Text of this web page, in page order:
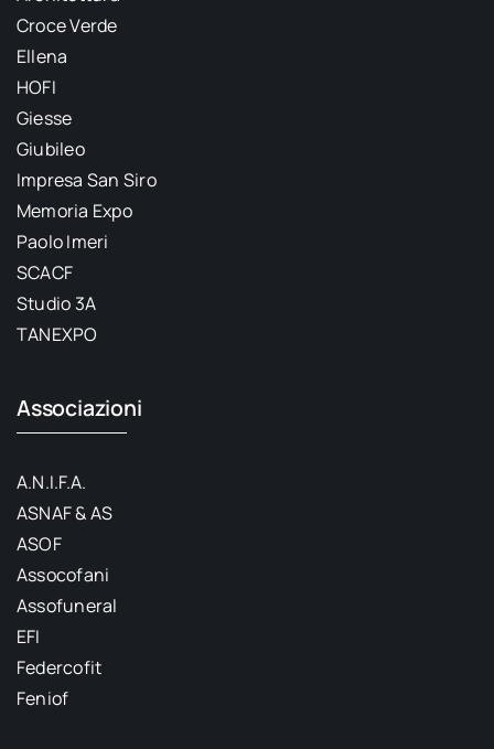
Croce Verde
Ellena
HOFI
Giesse
Giubileo
Impresa San Siro
Memoria Expo
Paolo Imeri
SCACF
Studio 3A
TANEXPO
Associazioni
A.N.I.F.A.
ASNAF & AS
ASOF
Assocofani
Assofuneral
EFI
Federcofit
Feniof